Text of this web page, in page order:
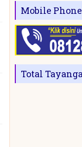
Mobile Phone
Total